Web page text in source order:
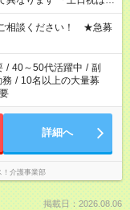
少し遅い時間から始めた
します。 ※未経験
事を経験いただき、 お
相談ください！ ★急募
/ 40～50代活躍中 / 副
務 / 10名以上の大量募
詳細へ
！介護事業部
掲載日：2026.08.06